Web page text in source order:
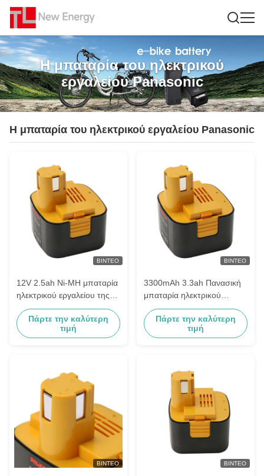
Η μπαταρία του ηλεκτρικού
εργαλείου Panasonic
Η μπαταρία του ηλεκτρικού εργαλείου Panasonic
ΒΊΝΤΕΟ
12V 2.5ah Ni-MH μπαταρία
ηλεκτρικού εργαλείου της
Panasonic Ey9001
Ey9005b Ey9006 Ey9006b
Πάρτε την καλύτερη
τιμή
ΒΊΝΤΕΟ
3300mAh 3.3ah Πανασική
μπαταρία ηλεκτρικού
εργαλείου για το εργαλείο
τρυπάνι χωρίς κάρτα
Πάρτε την καλύτερη
τιμή
ΒΊΝΤΕΟ ΒΊΝΤΕΟ